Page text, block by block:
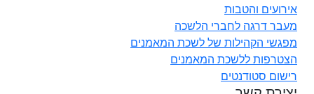
אירועים והטבות
מעבר דרגה לחברי הלשכה
מפגשי הקהילות של לשכת המאמנים
הצטרפות ללשכת המאמנים
רישום סטודנטים